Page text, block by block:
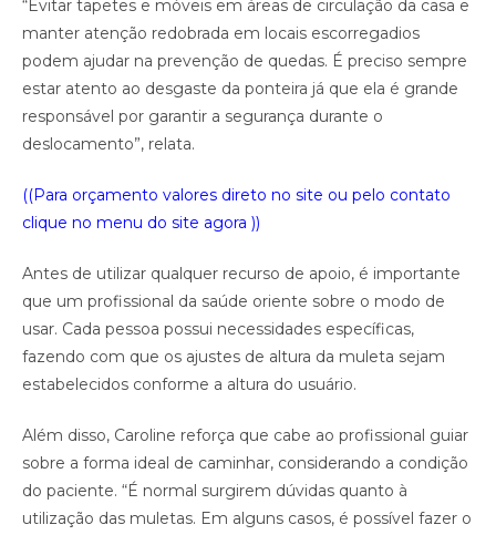
“Evitar tapetes e móveis em áreas de circulação da casa e
manter atenção redobrada em locais escorregadios
podem ajudar na prevenção de quedas. É preciso sempre
estar atento ao desgaste da ponteira já que ela é grande
responsável por garantir a segurança durante o
deslocamento”, relata.
((Para orçamento valores direto no site ou pelo contato
clique no menu do site agora ))
Antes de utilizar qualquer recurso de apoio, é importante
que um profissional da saúde oriente sobre o modo de
usar. Cada pessoa possui necessidades específicas,
fazendo com que os ajustes de altura da muleta sejam
estabelecidos conforme a altura do usuário.
Além disso, Caroline reforça que cabe ao profissional guiar
sobre a forma ideal de caminhar, considerando a condição
do paciente. “É normal surgirem dúvidas quanto à
utilização das muletas. Em alguns casos, é possível fazer o